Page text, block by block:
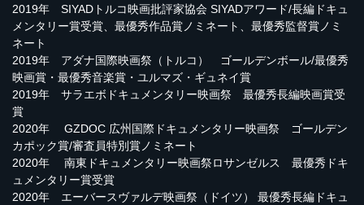
2019年 SIYADトルコ映画批評家協会 SIYADアワード/長編ドキュ
メンタリー賞受賞、最優秀作品賞ノミネート、最優秀監督賞ノミ
ネート
2019年 アダナ国際映画祭（トルコ） ゴールデンボール/最優秀
映画賞・最優秀音楽賞・ユルマズ・ギュネイ賞
2019年 サラエボドキュメンタリー映画祭 最優秀長編映画賞受
賞
2020年 GZDOC 広州国際ドキュメンタリー映画祭 ゴールデン
カポック賞/審査員特別賞ノミネート
2020年 南東ドキュメンタリー映画祭ロサンゼルス 最優秀ドキ
ュメンタリー賞受賞
2020年 エーバースヴァルデ映画祭（ドイツ） 最優秀長編ドキュ